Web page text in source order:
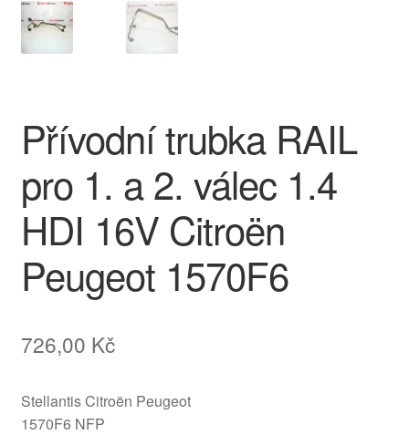
Platby
Reklamační řád
Vrakoviště Citroën
Přívodní trubka RAIL
pro 1. a 2. válec 1.4
HDI 16V Citroën
Peugeot 1570F6
726,00 Kč
Stellantis Citroën Peugeot
1570F6 NFP